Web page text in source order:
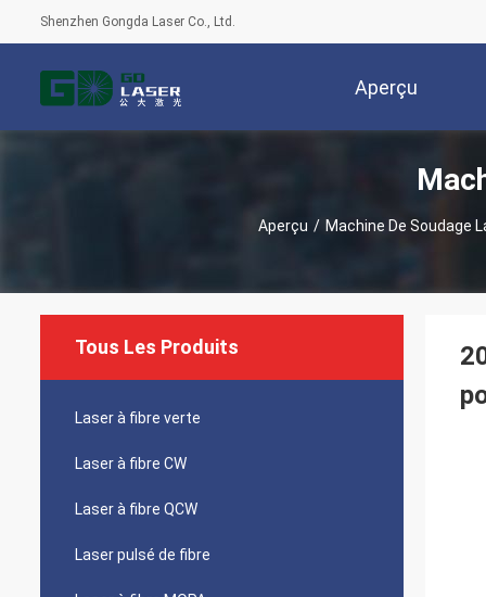
Shenzhen Gongda Laser Co., Ltd.
Aperçu
Aperçu / Machine De Soudage
Tous Les Produits
Laser à fibre verte
Laser à fibre CW
Laser à fibre QCW
Laser pulsé de fibre